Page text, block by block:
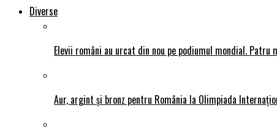
Diverse
Elevii români au urcat din nou pe podiumul mondial.
Aur, argint și bronz pentru România la Olimpiada